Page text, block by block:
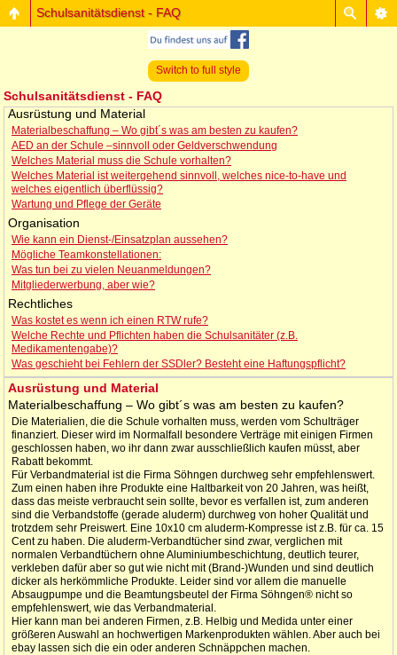
Schulsanitätsdienst - FAQ
Switch to full style
Schulsanitätsdienst - FAQ
Ausrüstung und Material
Materialbeschaffung – Wo gibt´s was am besten zu kaufen?
AED an der Schule –sinnvoll oder Geldverschwendung
Welches Material muss die Schule vorhalten?
Welches Material ist weitergehend sinnvoll, welches nice-to-have und
welches eigentlich überflüssig?
Wartung und Pflege der Geräte
Organisation
Wie kann ein Dienst-/Einsatzplan aussehen?
Mögliche Teamkonstellationen:
Was tun bei zu vielen Neuanmeldungen?
Mitgliederwerbung, aber wie?
Rechtliches
Was kostet es wenn ich einen RTW rufe?
Welche Rechte und Pflichten haben die Schulsanitäter (z.B.
Medikamentengabe)?
Was geschieht bei Fehlern der SSDler? Besteht eine Haftungspflicht?
Ausrüstung und Material
Materialbeschaffung – Wo gibt´s was am besten zu kaufen?
Die Materialien, die die Schule vorhalten muss, werden vom Schulträger
finanziert. Dieser wird im Normalfall besondere Verträge mit einigen Firmen
geschlossen haben, wo ihr dann zwar ausschließlich kaufen müsst, aber
Rabatt bekommt.
Für Verbandmaterial ist die Firma Söhngen durchweg sehr empfehlenswert.
Zum einen haben ihre Produkte eine Haltbarkeit von 20 Jahren, was heißt,
dass das meiste verbraucht sein sollte, bevor es verfallen ist, zum anderen
sind die Verbandstoffe (gerade aluderm) durchweg von hoher Qualität und
trotzdem sehr Preiswert. Eine 10x10 cm aluderm-Kompresse ist z.B. für ca. 15
Cent zu haben. Die aluderm-Verbandtücher sind zwar, verglichen mit
normalen Verbandtüchern ohne Aluminiumbeschichtung, deutlich teurer,
verkleben dafür aber so gut wie nicht mit (Brand-)Wunden und sind deutlich
dicker als herkömmliche Produkte. Leider sind vor allem die manuelle
Absaugpumpe und die Beamtungsbeutel der Firma Söhngen® nicht so
empfehlenswert, wie das Verbandmaterial.
Hier kann man bei anderen Firmen, z.B. Helbig und Medida unter einer
größeren Auswahl an hochwertigen Markenprodukten wählen. Aber auch bei
ebay lassen sich die ein oder anderen Schnäppchen machen.